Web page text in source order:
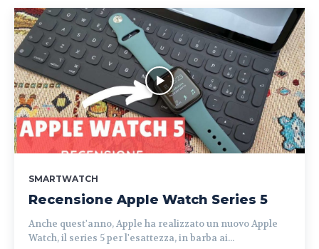
SMARTWATCH
Recensione Apple Watch Series 5
Anche quest'anno, Apple ha realizzato un nuovo Apple
Watch, il series 5 per l'esattezza, in barba ai...